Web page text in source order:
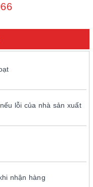
lỗi của nhà sản xuất
nhận hàng